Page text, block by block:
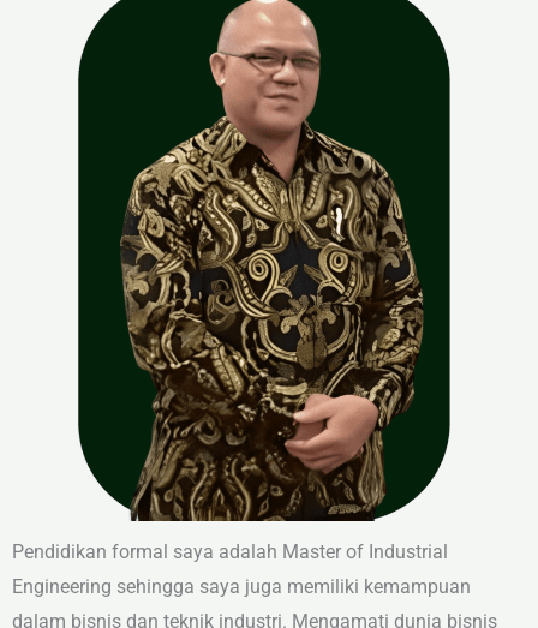
Pendidikan formal saya adalah Master of Industrial
Engineering sehingga saya juga memiliki kemampuan
dalam bisnis dan teknik industri. Mengamati dunia bisnis